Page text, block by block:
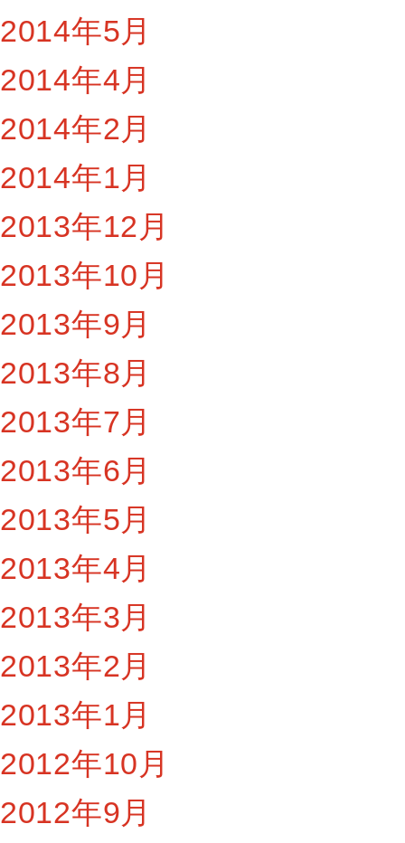
2014年5月
2014年4月
2014年2月
2014年1月
2013年12月
2013年10月
2013年9月
2013年8月
2013年7月
2013年6月
2013年5月
2013年4月
2013年3月
2013年2月
2013年1月
2012年10月
2012年9月